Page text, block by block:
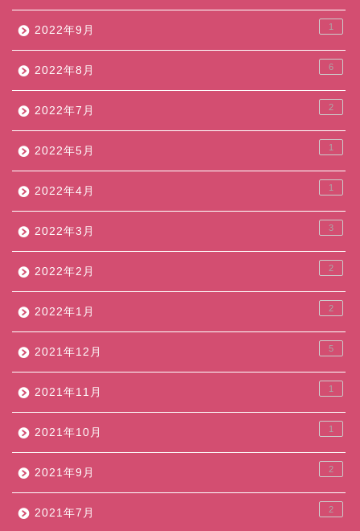
2022年9月 1
2022年8月 6
2022年7月 2
2022年5月 1
2022年4月 1
2022年3月 3
2022年2月 2
2022年1月 2
2021年12月 5
2021年11月 1
2021年10月 1
2021年9月 2
2021年7月 2